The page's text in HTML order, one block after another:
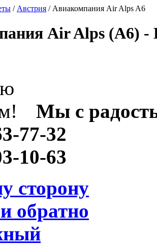
/ Австрия / Авиакомпания Air Alps A6
Air Alps (A6) -
Мы с
77-32
10-63
сторону
обратно